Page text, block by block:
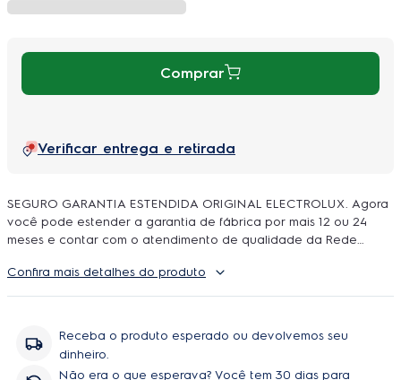
Comprar
Verificar entrega e retirada
SEGURO GARANTIA ESTENDIDA ORIGINAL ELECTROLUX. Agora
você pode estender a garantia de fábrica por mais 12 ou 24
meses e contar com o atendimento de qualidade da Rede
podem ser feitos quantos reparos forem necessarios, incluindo
peças e serviço, sem você se preoupar com orçamentos e
Confira mais detalhes do produto
Receba o produto esperado ou devolvemos seu
dinheiro.
Não era o que esperava? Você tem 30 dias para